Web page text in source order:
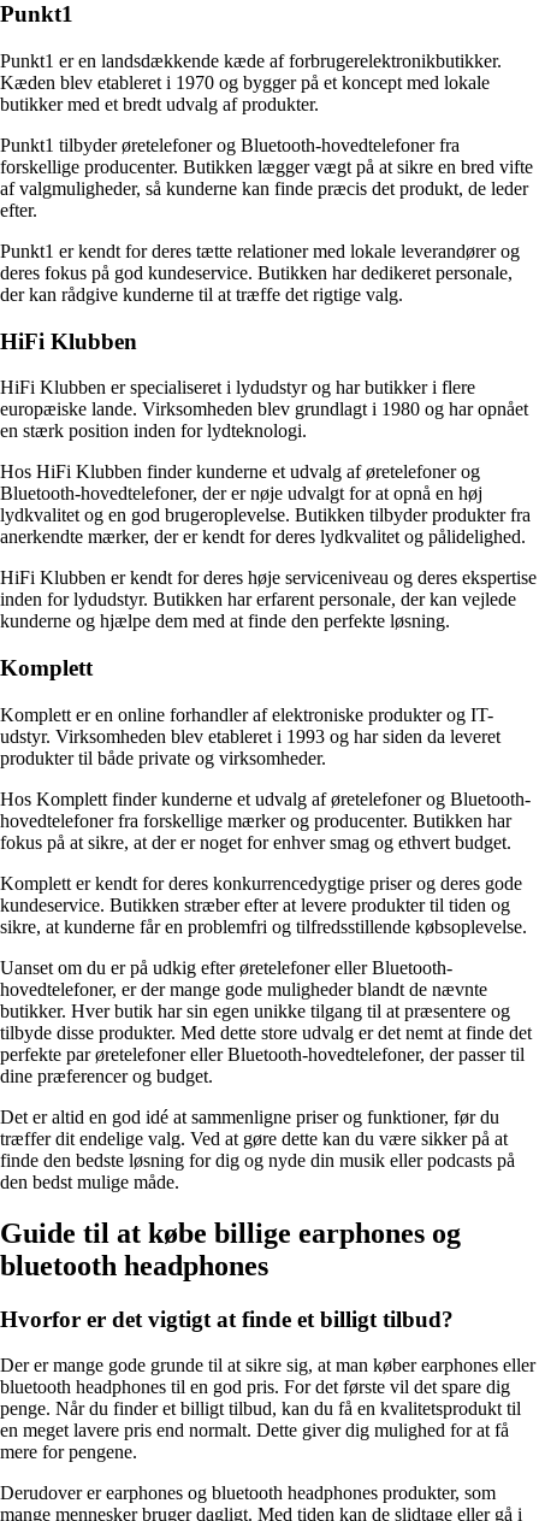
Punkt1
Punkt1 er en landsdækkende kæde af forbrugerelektronikbutikker.
Kæden blev etableret i 1970 og bygger på et koncept med lokale
butikker med et bredt udvalg af produkter.
Punkt1 tilbyder øretelefoner og Bluetooth-hovedtelefoner fra
forskellige producenter. Butikken lægger vægt på at sikre en bred vifte
af valgmuligheder, så kunderne kan finde præcis det produkt, de leder
efter.
Punkt1 er kendt for deres tætte relationer med lokale leverandører og
deres fokus på god kundeservice. Butikken har dedikeret personale,
der kan rådgive kunderne til at træffe det rigtige valg.
HiFi Klubben
HiFi Klubben er specialiseret i lydudstyr og har butikker i flere
europæiske lande. Virksomheden blev grundlagt i 1980 og har opnået
en stærk position inden for lydteknologi.
Hos HiFi Klubben finder kunderne et udvalg af øretelefoner og
Bluetooth-hovedtelefoner, der er nøje udvalgt for at opnå en høj
lydkvalitet og en god brugeroplevelse. Butikken tilbyder produkter fra
anerkendte mærker, der er kendt for deres lydkvalitet og pålidelighed.
HiFi Klubben er kendt for deres høje serviceniveau og deres ekspertise
inden for lydudstyr. Butikken har erfarent personale, der kan vejlede
kunderne og hjælpe dem med at finde den perfekte løsning.
Komplett
Komplett er en online forhandler af elektroniske produkter og IT-
udstyr. Virksomheden blev etableret i 1993 og har siden da leveret
produkter til både private og virksomheder.
Hos Komplett finder kunderne et udvalg af øretelefoner og Bluetooth-
hovedtelefoner fra forskellige mærker og producenter. Butikken har
fokus på at sikre, at der er noget for enhver smag og ethvert budget.
Komplett er kendt for deres konkurrencedygtige priser og deres gode
kundeservice. Butikken stræber efter at levere produkter til tiden og
sikre, at kunderne får en problemfri og tilfredsstillende købsoplevelse.
Uanset om du er på udkig efter øretelefoner eller Bluetooth-
hovedtelefoner, er der mange gode muligheder blandt de nævnte
butikker. Hver butik har sin egen unikke tilgang til at præsentere og
tilbyde disse produkter. Med dette store udvalg er det nemt at finde det
perfekte par øretelefoner eller Bluetooth-hovedtelefoner, der passer til
dine præferencer og budget.
Det er altid en god idé at sammenligne priser og funktioner, før du
træffer dit endelige valg. Ved at gøre dette kan du være sikker på at
finde den bedste løsning for dig og nyde din musik eller podcasts på
den bedst mulige måde.
Guide til at købe billige earphones og
bluetooth headphones
Hvorfor er det vigtigt at finde et billigt tilbud?
Der er mange gode grunde til at sikre sig, at man køber earphones eller
bluetooth headphones til en god pris. For det første vil det spare dig
penge. Når du finder et billigt tilbud, kan du få en kvalitetsprodukt til
en meget lavere pris end normalt. Dette giver dig mulighed for at få
mere for pengene.
Derudover er earphones og bluetooth headphones produkter, som
mange mennesker bruger dagligt. Med tiden kan de slidtage eller gå i